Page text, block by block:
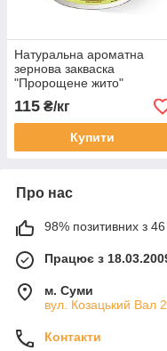
Натуральна ароматна
зернова закваска
"Пророщене жито"
(Softgrain) Пуратос
Puratos 12 кг
115 ₴/кг
Купити
Про нас
98% позитивних з 46
Працює з
м. Суми
вул. Козацький Вал
Контакти